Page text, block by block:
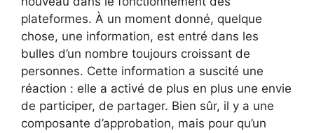
plateformes. À un moment donné, quelque
chose, une information, est entré dans les
bulles d’un nombre toujours croissant de
personnes. Cette information a suscité une
réaction : elle a activé de plus en plus une envie
de participer, de partager. Bien sûr, il y a une
composante d’approbation, mais pour qu’un